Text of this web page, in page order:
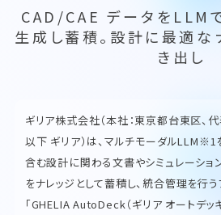
CAD/CAE データをLLM
生成し蓄積。設計に最適な
き出し
ギリア株式会社（本社：東京都台東区、
以下 ギリア）は、マルチモーダルLLM※1
含む設計に関わる文書やシミュレーショ
をナレッジとして蓄積し、統合管理を行う
「GHELIA AutoDeck（ギリア オートデッ